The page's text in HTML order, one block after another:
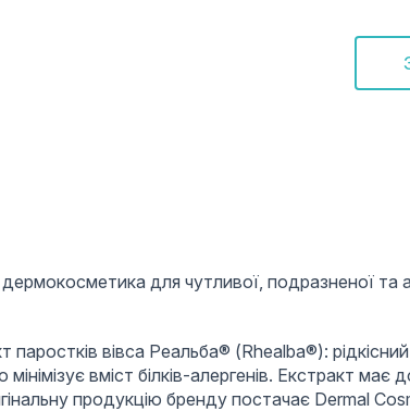
для чутливої, подразненої та
вівса Реальба® (Rhealba®):
вміст білків-алергенів. Екстракт
продукцію бренду постачає Dermal